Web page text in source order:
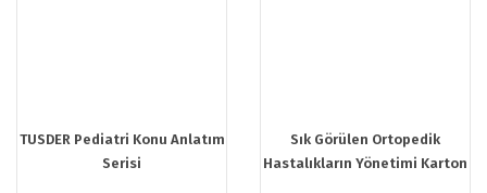
TUSDER Pediatri Konu Anlatım
Serisi
Sık Görülen Ortopedik
Hastalıkların Yönetimi Karton